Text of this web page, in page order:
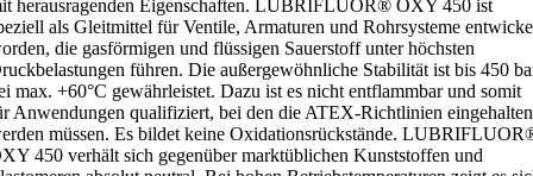
herausragenden Eigenschaften. LUBRIFLUOR® OXY 450 ist
als Gleitmittel für Ventile, Armaturen und Rohrsysteme
die gasförmigen und flüssigen Sauerstoff unter höchsten
führen. Die außergewöhnliche Stabilität ist bis 450
max. +60°C gewährleistet. Dazu ist es nicht entflammbar und somit
Anwendungen qualifiziert, bei den die ATEX-Richtlinien eingehalten
müssen. Es bildet keine Oxidationsrückstände.
450 verhält sich gegenüber marktüblichen Kunststoffen und